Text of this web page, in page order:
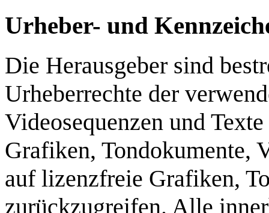
Urheber- und
Die Herausgeber sind
Urheberrechte der
Videosequenzen und
Grafiken, Tondokumente,
auf lizenzfreie Grafiken,
zurückzugreifen. Alle